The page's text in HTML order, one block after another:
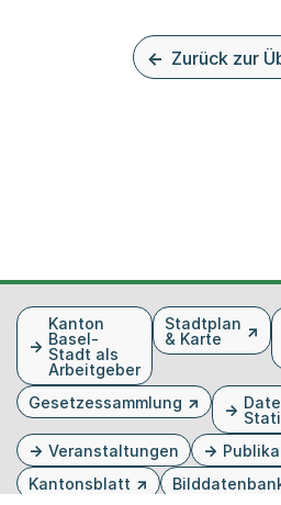
Zurück zur
FusszeileKanton
Basel-
Stadt als
Arbeitgeber
Stadtplan
& Karte
Gesetzessammlung
Veranstaltungen
Kantonsblatt